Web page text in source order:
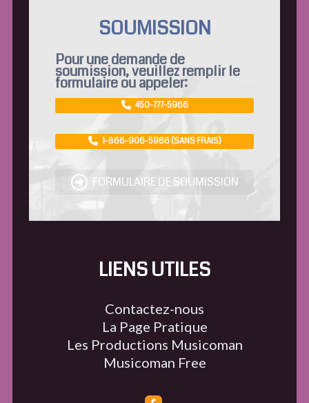
SOUMISSION
Pour une demande de
soumission, veuillez remplir le
formulaire ou appeler:
450-777-5966
1-866-906-5966 (SANS FRAIS)
FORMULAIRE DE SOUMISSION
LIENS UTILES
Contactez-nous
La Page Pratique
Les Productions Musicoman
Musicoman Free